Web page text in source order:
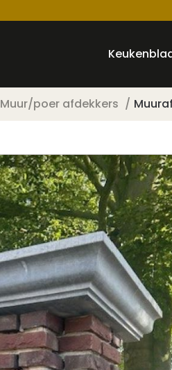
Muur/poer afdekkers